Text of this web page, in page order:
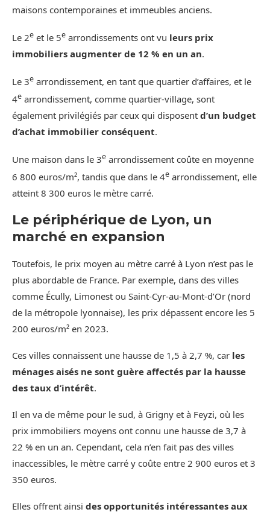
maisons contemporaines et immeubles anciens.
Le 2e et le 5e arrondissements ont vu leurs prix
immobiliers augmenter de 12 % en un an.
Le 3e arrondissement, en tant que quartier d’affaires, et le
4e arrondissement, comme quartier-village, sont
également privilégiés par ceux qui disposent d’un budget
d’achat immobilier conséquent.
Une maison dans le 3e arrondissement coûte en moyenne
6 800 euros/m², tandis que dans le 4e arrondissement, elle
atteint 8 300 euros le mètre carré.
Le périphérique de Lyon, un
marché en expansion
Toutefois, le prix moyen au mètre carré à Lyon n’est pas le
plus abordable de France. Par exemple, dans des villes
comme Écully, Limonest ou Saint-Cyr-au-Mont-d’Or (nord
de la métropole lyonnaise), les prix dépassent encore les 5
200 euros/m² en 2023.
Ces villes connaissent une hausse de 1,5 à 2,7 %, car les
ménages aisés ne sont guère affectés par la hausse
des taux d’intérêt.
Il en va de même pour le sud, à Grigny et à Feyzi, où les
prix immobiliers moyens ont connu une hausse de 3,7 à
22 % en un an. Cependant, cela n’en fait pas des villes
inaccessibles, le mètre carré y coûte entre 2 900 euros et 3
350 euros.
Elles offrent ainsi des opportunités intéressantes aux